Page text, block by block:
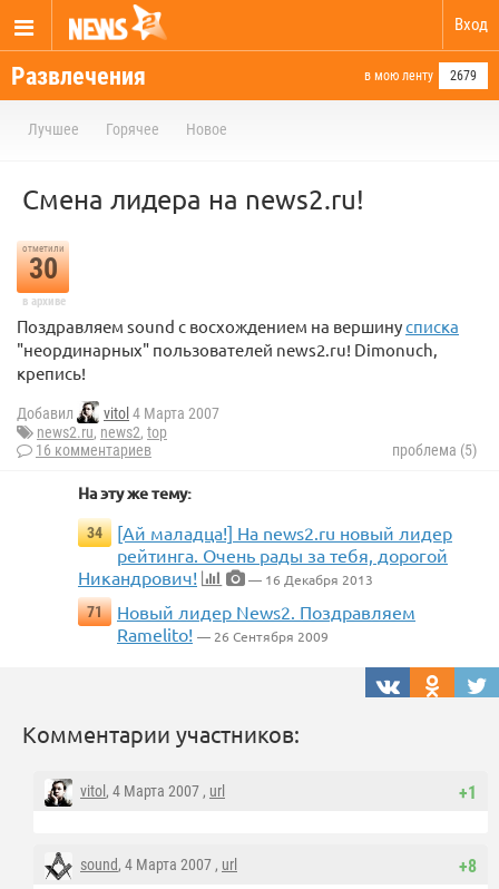
Вход
Развлечения в мою ленту 2679
Лучшее Горячее Новое
Смена лидера на news2.ru!
отметили
30
в архиве
Поздравляем sound с восхождением на вершинусписка
"неординарных" пользователей news2.ru! Dimonuch,
крепись!
Добавил vitol 4 Марта 2007
news2.ru, news2, top
16 комментариев
проблема (5)
На эту же тему:
34
[Ай маладца!] На news2.ru новый лидер
рейтинга. Очень рады за тебя, дорогой
Никандрович!
— 16 Декабря 2013
71
Новый лидер News2. Поздравляем
Ramelito! — 26 Сентября 2009
Комментарии участников:
+1
vitol , 4 Марта 2007 , url
+8
sound, 4 Марта 2007 , url